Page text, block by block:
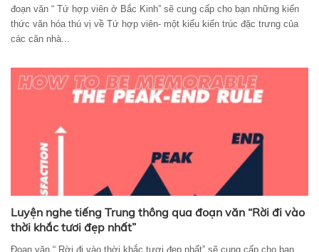
đoạn văn “ Tứ hợp viên ở Bắc Kinh” sẽ cung cấp cho bạn những kiến
thức văn hóa thú vị về Tứ hợp viên- một kiểu kiến trúc đặc trưng của
các căn nhà...
Luyện nghe tiếng Trung thông qua đoạn văn “Rời đi vào
thời khắc tươi đẹp nhất”
Đoạn văn “ Rời đi vào thời khắc tươi đẹp nhất” sẽ cung cấp cho bạn